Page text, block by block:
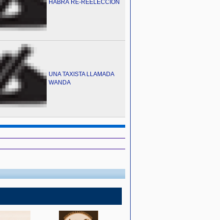
HABRÁ RE-REELECCIÓN
UNA TAXISTA LLAMADA
WANDA